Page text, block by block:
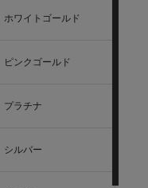
ホワイトゴールド
ピンクゴールド
プラチナ
シルバー